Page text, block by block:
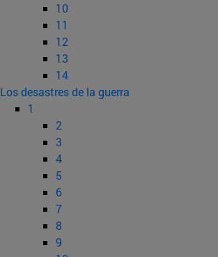
10
11
12
13
14
Los desastres de la guerra
1
2
3
4
5
6
7
8
9